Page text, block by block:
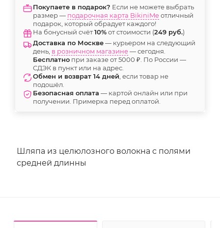
Покупаете в подарок? Если не можете выбрать
размер — подарочная карта BikiniMeотличный
подарок, который обрадует каждого!
На бонусный счёт10%от стоимости (249 руб.)
Доставка по Москве— курьером на следующий
день, в розничном магазине— сегодня.
Бесплатно при заказе от 5000 ₽. По России —
СДЭК в пункт или на адрес.
Обмен и возврат 14 дней , если товар не
подошёл.
Безопасная оплата — картой онлайн или при
получении. Примерка перед оплатой.
Шляпа из целюлозного волокна с полями
средней длинны